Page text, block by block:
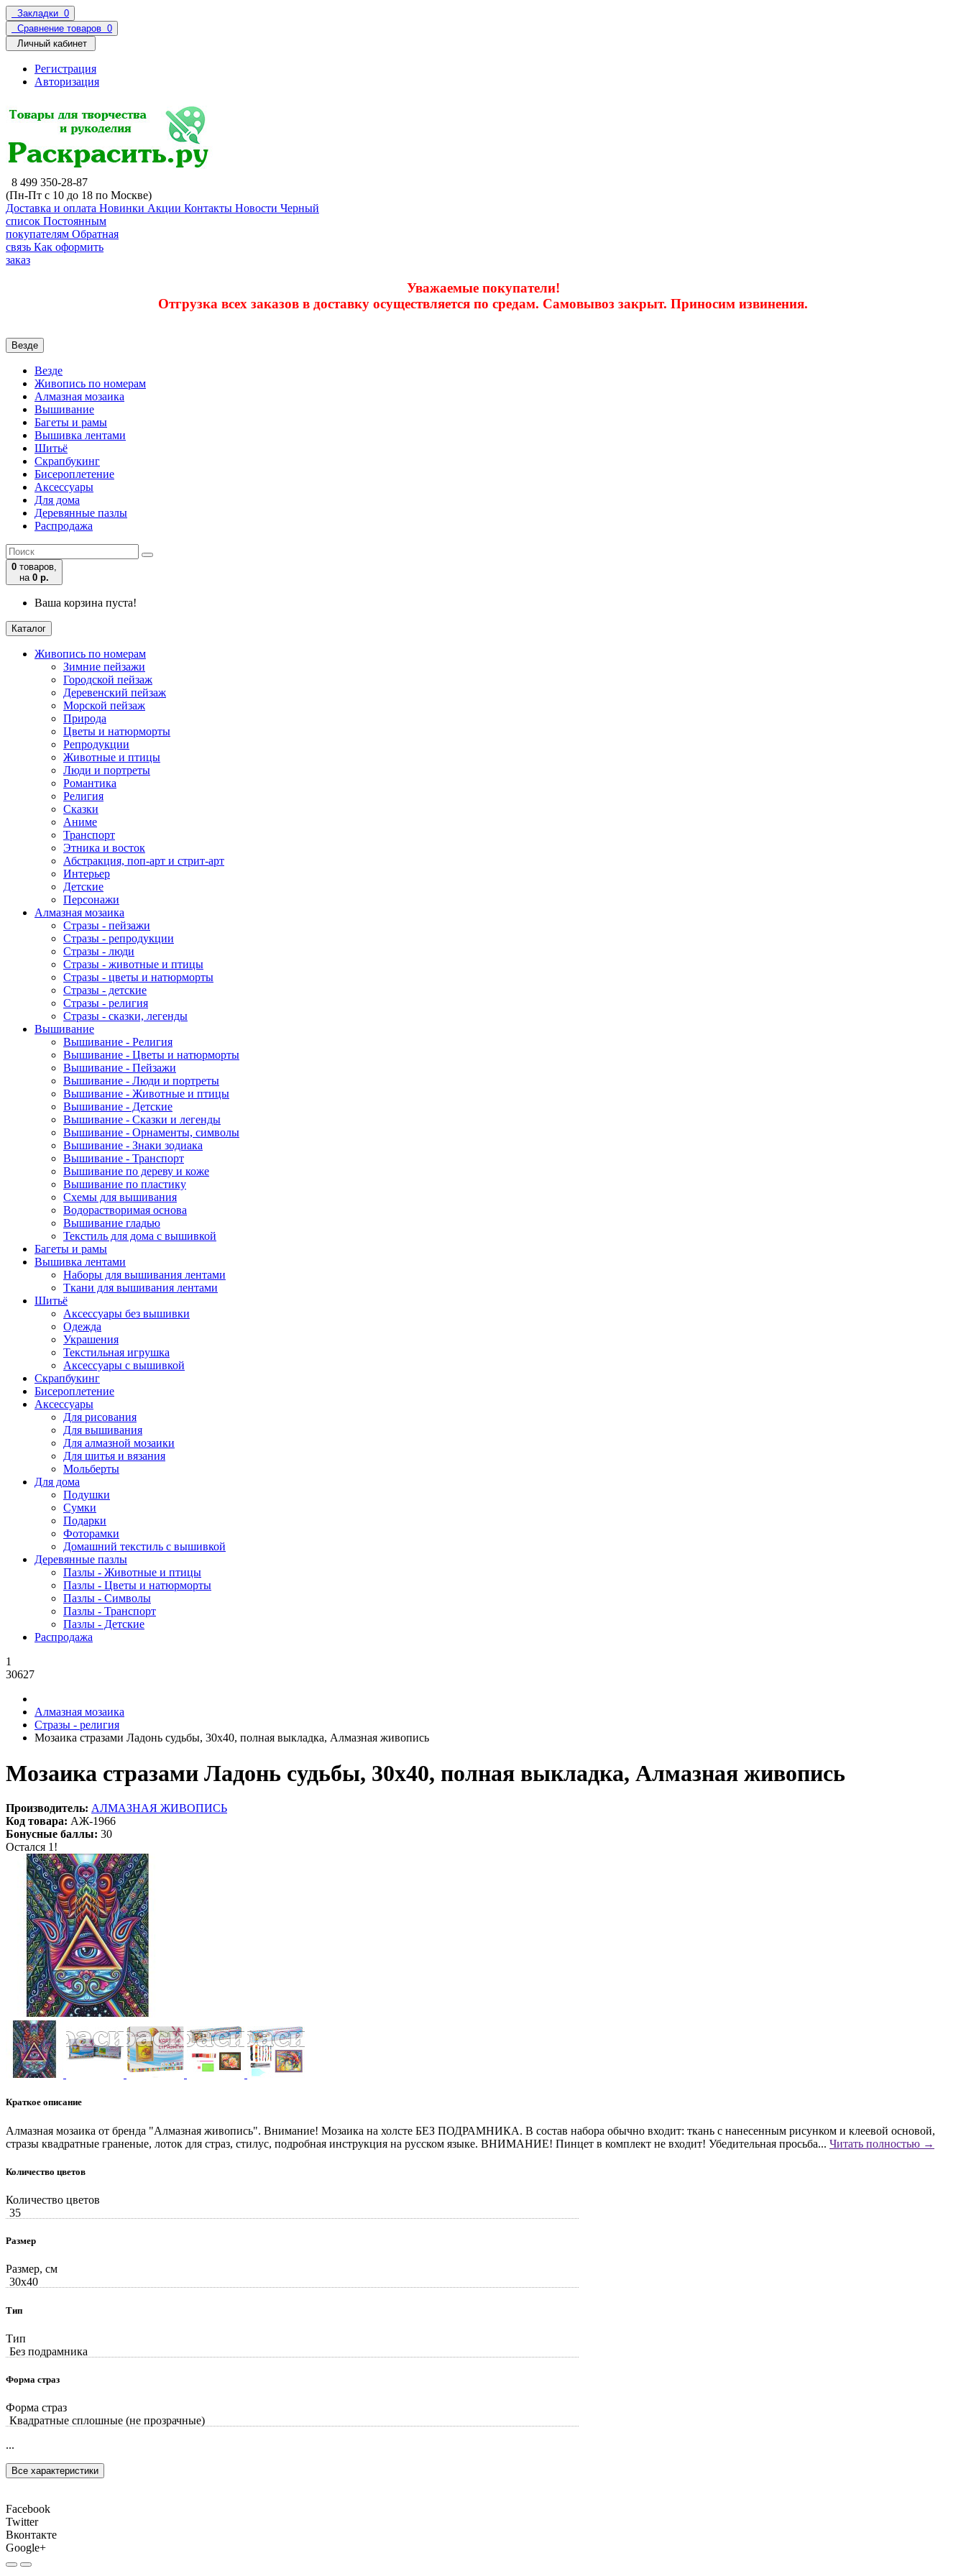
Закладки 0
Сравнение товаров 0
Личный кабинет
Регистрация
Авторизация
8 499 350-28-87
(Пн-Пт с 10 до 18 по Москве)
Доставка и оплата Новинки Акции Контакты Новости Черный
список Постоянным
покупателям Обратная
связь Как оформить
заказ
Уважаемые покупатели!
Отгрузка всех заказов в доставку осуществляется по средам. Самовывоз закрыт. Приносим извинения.
Везде
Везде
Живопись по номерам
Алмазная мозаика
Вышивание
Багеты и рамы
Вышивка лентами
Шитьё
Скрапбукинг
Бисероплетение
Аксессуары
Для дома
Деревянные пазлы
Распродажа
0 товаров,
на 0 р.
Ваша корзина пуста!
Каталог
Живопись по номерам
Зимние пейзажи
Городской пейзаж
Деревенский пейзаж
Морской пейзаж
Природа
Цветы и натюрморты
Репродукции
Животные и птицы
Люди и портреты
Романтика
Религия
Сказки
Аниме
Транспорт
Этника и восток
Абстракция, поп-арт и стрит-арт
Интерьер
Детские
Персонажи
Алмазная мозаика
Стразы - пейзажи
Стразы - репродукции
Стразы - люди
Стразы - животные и птицы
Стразы - цветы и натюрморты
Стразы - детские
Стразы - религия
Стразы - сказки, легенды
Вышивание
Вышивание - Религия
Вышивание - Цветы и натюрморты
Вышивание - Пейзажи
Вышивание - Люди и портреты
Вышивание - Животные и птицы
Вышивание - Детские
Вышивание - Сказки и легенды
Вышивание - Орнаменты, символы
Вышивание - Знаки зодиака
Вышивание - Транспорт
Вышивание по дереву и коже
Вышивание по пластику
Схемы для вышивания
Водорастворимая основа
Вышивание гладью
Текстиль для дома с вышивкой
Багеты и рамы
Вышивка лентами
Наборы для вышивания лентами
Ткани для вышивания лентами
Шитьё
Аксессуары без вышивки
Одежда
Украшения
Текстильная игрушка
Аксессуары с вышивкой
Скрапбукинг
Бисероплетение
Аксессуары
Для рисования
Для вышивания
Для алмазной мозаики
Для шитья и вязания
Мольберты
Для дома
Подушки
Сумки
Подарки
Фоторамки
Домашний текстиль с вышивкой
Деревянные пазлы
Пазлы - Животные и птицы
Пазлы - Цветы и натюрморты
Пазлы - Символы
Пазлы - Транспорт
Пазлы - Детские
Распродажа
1
30627
Алмазная мозаика
Стразы - религия
Мозаика стразами Ладонь судьбы, 30x40, полная выкладка, Алмазная живопись
Мозаика стразами Ладонь судьбы, 30x40, полная выкладка, Алмазная живопись
Производитель: АЛМАЗНАЯ ЖИВОПИСЬ
Код товара: АЖ-1966
Бонусные баллы: 30
Остался 1!
Краткое описание
Алмазная мозаика от бренда "Алмазная живопись". Внимание! Мозаика на холсте БЕЗ ПОДРАМНИКА. В состав набора обычно входит: ткань с нанесенным рисунком и клеевой основой,
стразы квадратные граненые, лоток для страз, стилус, подробная инструкция на русском языке. ВНИМАНИЕ! Пинцет в комплект не входит! Убедительная просьба... Читать полностью →
Количество цветов
Количество цветов
35
Размер
Размер, см
30x40
Тип
Тип
Без подрамника
Форма страз
Форма страз
Квадратные сплошные (не прозрачные)
...
Все характеристики
Facebook
Twitter
Вконтакте
Google+